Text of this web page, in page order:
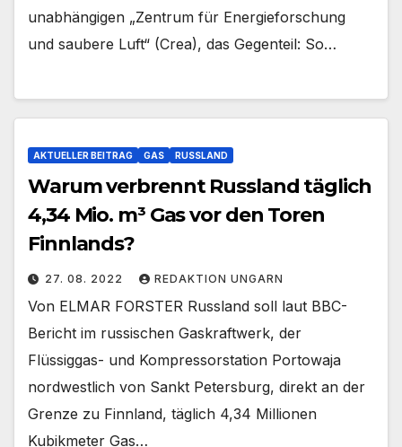
unabhängigen „Zentrum für Energieforschung
und saubere Luft“ (Crea), das Gegenteil: So…
AKTUELLER BEITRAG GAS RUSSLAND
Warum verbrennt Russland täglich
4,34 Mio. m³ Gas vor den Toren
Finnlands?
27. 08. 2022 REDAKTION UNGARN
Von ELMAR FORSTER Russland soll laut BBC-
Bericht im russischen Gaskraftwerk, der
Flüssiggas- und Kompressorstation Portowaja
nordwestlich von Sankt Petersburg, direkt an der
Grenze zu Finnland, täglich 4,34 Millionen
Kubikmeter Gas…